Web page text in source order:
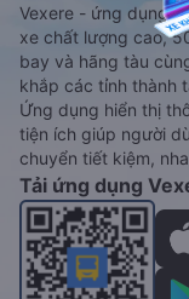
Vexere - ứng dụng
xe chất lượng cao,
bay và hãng tàu
khắp các tỉnh thành
Ứng dụng hiển thị
tiện ích giúp người
chuyển tiết kiệm,
Tải ứng dụng